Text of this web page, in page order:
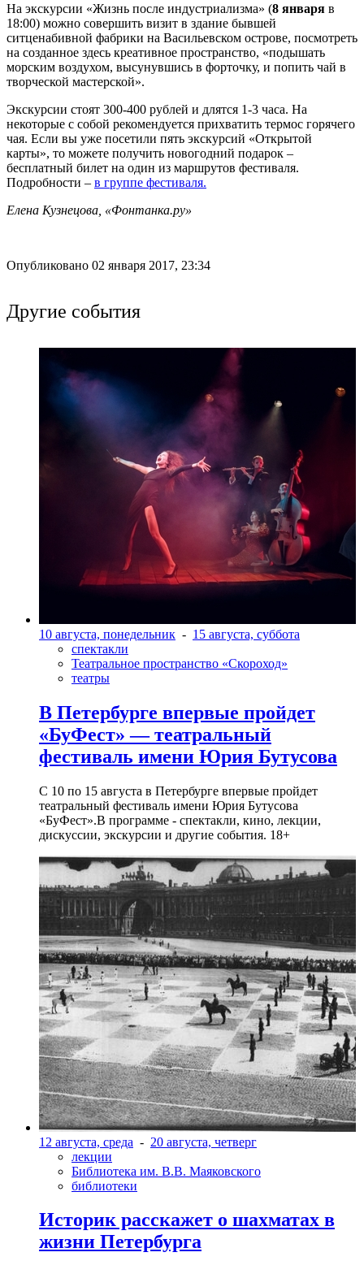
На экскурсии «Жизнь после индустриализма» (8 января в
18:00) можно совершить визит в здание бывшей
ситценабивной фабрики на Васильевском острове, посмотреть
на созданное здесь креативное пространство, «подышать
морским воздухом, высунувшись в форточку, и попить чай в
творческой мастерской».
Экскурсии стоят 300-400 рублей и длятся 1-3 часа. На
некоторые с собой рекомендуется прихватить термос горячего
чая. Если вы уже посетили пять экскурсий «Открытой
карты», то можете получить новогодний подарок –
бесплатный билет на один из маршрутов фестиваля.
Подробности – в группе фестиваля.
Елена Кузнецова, «Фонтанка.ру»
Опубликовано 02 января 2017, 23:34
Другие события
10 августа, понедельник - 15 августа, суббота
спектакли
Театральное пространство «Скороход»
театры
В Петербурге впервые пройдет
«БуФест» — театральный
фестиваль имени Юрия Бутусова
С 10 по 15 августа в Петербурге впервые пройдет
театральный фестиваль имени Юрия Бутусова
«БуФест».В программе - спектакли, кино, лекции,
дискуссии, экскурсии и другие события. 18+
12 августа, среда - 20 августа, четверг
лекции
Библиотека им. В.В. Маяковского
библиотеки
Историк расскажет о шахматах в
жизни Петербурга